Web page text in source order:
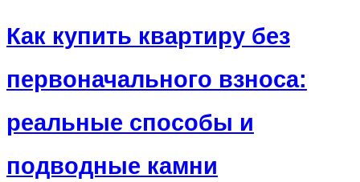
Как купить квартиру без
первоначального взноса:
реальные способы и
подводные камни